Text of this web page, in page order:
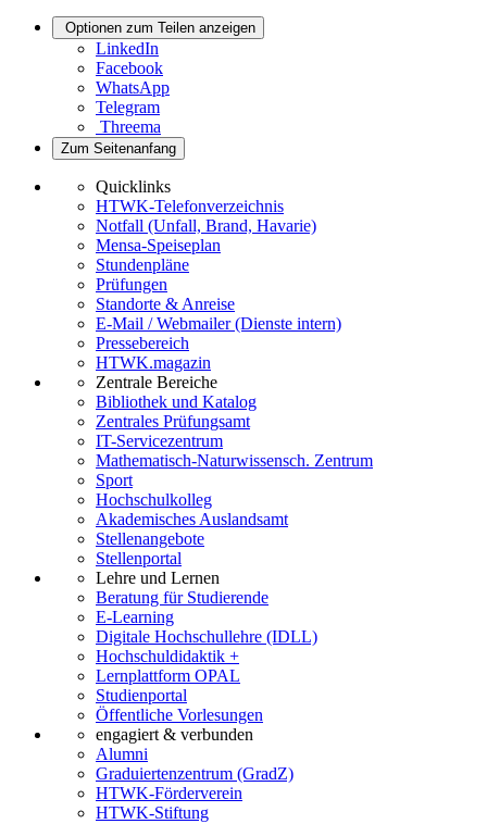
Optionen zum Teilen anzeigen
LinkedIn
Facebook
WhatsApp
Telegram
Threema
Zum Seitenanfang
Quicklinks
HTWK-Telefonverzeichnis
Notfall (Unfall, Brand, Havarie)
Mensa-Speiseplan
Stundenpläne
Prüfungen
Standorte & Anreise
E-Mail / Webmailer (Dienste intern)
Pressebereich
HTWK.magazin
Zentrale Bereiche
Bibliothek und Katalog
Zentrales Prüfungsamt
IT-Servicezentrum
Mathematisch-Naturwissensch. Zentrum
Sport
Hochschulkolleg
Akademisches Auslandsamt
Stellenangebote
Stellenportal
Lehre und Lernen
Beratung für Studierende
E-Learning
Digitale Hochschullehre (IDLL)
Hochschuldidaktik +
Lernplattform OPAL
Studienportal
Öffentliche Vorlesungen
engagiert & verbunden
Alumni
Graduiertenzentrum (GradZ)
HTWK-Förderverein
HTWK-Stiftung